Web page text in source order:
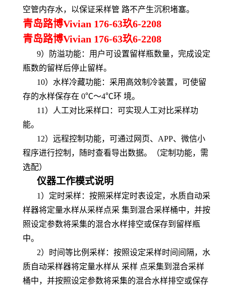
空管内存水，以保证采样管 路不产生沉积堵塞。
青岛路博Vivian 176-63玖6-2208
青岛路博Vivian 176-63玖6-2208
9）防溢功能：用户可设置留样瓶数量，完成设定
瓶数的留样后停止留样。
10）水样冷藏功能：采用高效制冷装置，可使留
存的水样保存在 0℃～4℃环 境。
11 ）人工对比采样口：可实现人工对比采样功
能。
12）远程控制功能，可通过网页、APP、微信小
程序进行控制，随时查看导出数据。（定制功能，需
选配）
仪器工作模式说明
1）定时采样：按照采样定时表设定，水质自动采
样器将定量水样从采样点采 集到混合采样桶中，并按
照设定参数将采集的混合水样排空或保存到留样瓶
中。
2）时间等比例采样：按照设定采样时间间隔，水
质自动采样器将定量水样从 采样 点采集到混合采样
桶中，并按照设定参数将采集的混合水样排空或保存